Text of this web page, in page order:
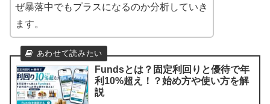
ぜ暴落中でもプラスになるのか分析していき
ます。
Fundsとは？固定利回りと優待で年
利10%超え！？始め方や使い方を解
説